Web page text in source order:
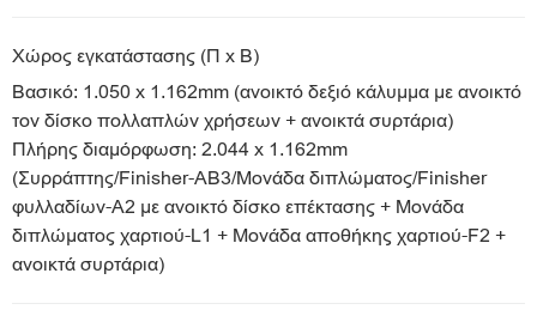
Χώρος εγκατάστασης (Π x Β)
Βασικό: 1.050 x 1.162mm (ανοικτό δεξιό κάλυμμα με ανοικτό
τον δίσκο πολλαπλών χρήσεων + ανοικτά συρτάρια)
Πλήρης διαμόρφωση: 2.044 x 1.162mm
(Συρράπτης/Finisher-ΑΒ3/Μονάδα διπλώματος/Finisher
φυλλαδίων-A2 με ανοικτό δίσκο επέκτασης + Μονάδα
διπλώματος χαρτιού-L1 + Μονάδα αποθήκης χαρτιού-F2 +
ανοικτά συρτάρια)